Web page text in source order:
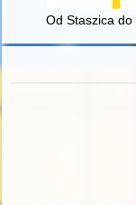
Od Staszica